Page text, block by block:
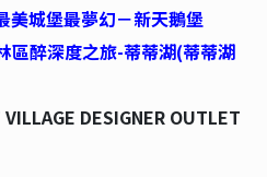
美城堡最夢幻－新天鵝堡
區醉深度之旅-蒂蒂湖(蒂蒂湖
DESIGNER OUTLET